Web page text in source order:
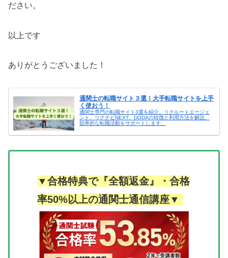
ださい。
以上です
ありがとうございました！
通関士の転職サイト３選！大手転職サイトを上手
く使おう！
通関士専門の転職サイト3選を紹介。リクルートエージェ
ント、リクナビNEXT、DODAの特徴と利用方法を解説。
効率的な転職活動をサポートします。
▼合格特典で『全額返金』・合格
率50%以上の通関士通信講座▼